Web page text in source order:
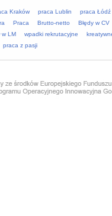
Kraków praca Lublin
praca Łódź
Praca Brutto-netto
Błędy w CV
w LM wpadki rekrutacyjne
praca z pasji